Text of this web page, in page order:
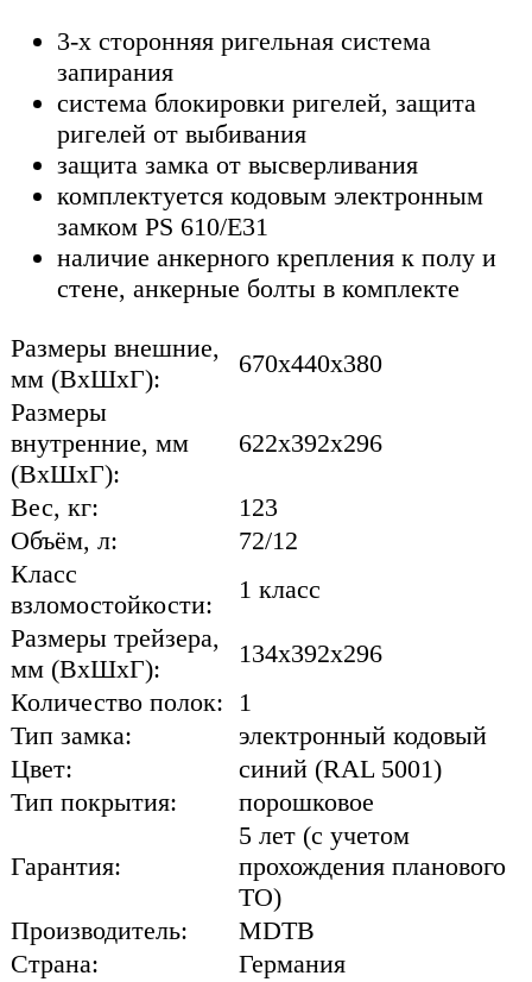
3-х сторонняя ригельная система
запирания
система блокировки ригелей, защита
ригелей от выбивания
защита замка от высверливания
комплектуется кодовым электронным
замком PS 610/E31
наличие анкерного крепления к полу и
стене, анкерные болты в комплекте
Размеры внешние,
мм (ВхШхГ):
670x440x380
Размеры
внутренние, мм
(ВхШхГ):
622x392x296
Вес, кг:
123
Объём, л:
72/12
Класс
взломостойкости:
1 класс
Размеры трейзера,
мм (ВхШхГ):
134x392x296
Количество полок:
1
Тип замка:
электронный кодовый
Цвет:
синий (RAL 5001)
Тип покрытия:
порошковое
Гарантия:
5 лет (с учетом
прохождения планового
ТО)
Производитель:
MDTB
Страна:
Германия